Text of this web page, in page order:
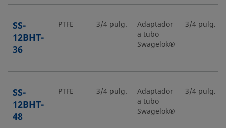
SS-
12BHT-
36
PTFE 3/4 pulg.
Adaptador
a tubo
Swagelok®
3/4 pulg.
SS-
12BHT-
48
PTFE 3/4 pulg.
Adaptador
a tubo
Swagelok®
3/4 pulg.